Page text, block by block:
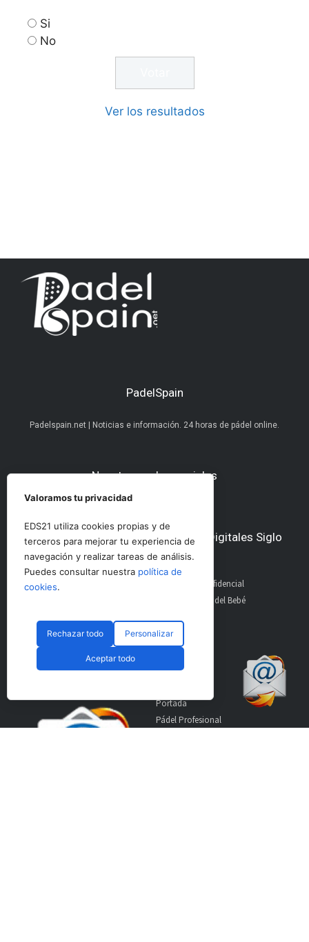
Si
No
Ver los resultados
PadelSpain
Padelspain.net | Noticias e información. 24 horas de pádel online.
Nuestras redes sociales
Otros medios del Grupo Ediciones Digitales Siglo
21
GolfConfidencial
El Diario del Bebé
Suscríbete a nuestro
Portada
Pádel Profesional
Valoramos tu privacidad
EDS21 utiliza cookies propias y de
terceros para mejorar tu experiencia de
navegación y realizar tareas de análisis.
Puedes consultar nuestra política de
cookies.
Rechazar todo Personalizar
Aceptar todo